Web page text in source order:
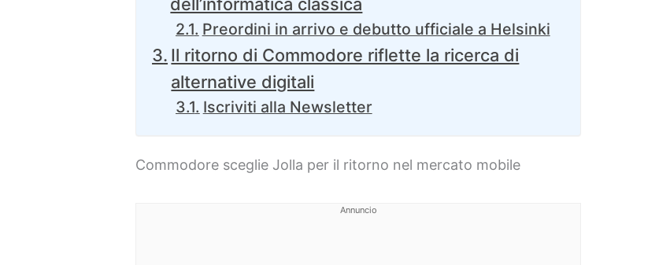
Preordini in arrivo e debutto ufficiale a Helsinki
Il ritorno di Commodore riflette la ricerca di
alternative digitali
Iscriviti alla Newsletter
Commodore sceglie Jolla per il ritorno nel mercato mobile
Annuncio